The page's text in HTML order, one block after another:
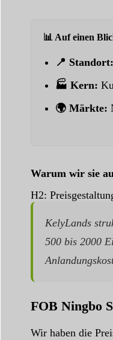
📊 Auf einen
📍 Standort:
🏭 Kern:
🌍 Märkte:
Warum wir sie
H2:
KelyLands
500 bis 2000
FOB Ningbo
Wir haben die